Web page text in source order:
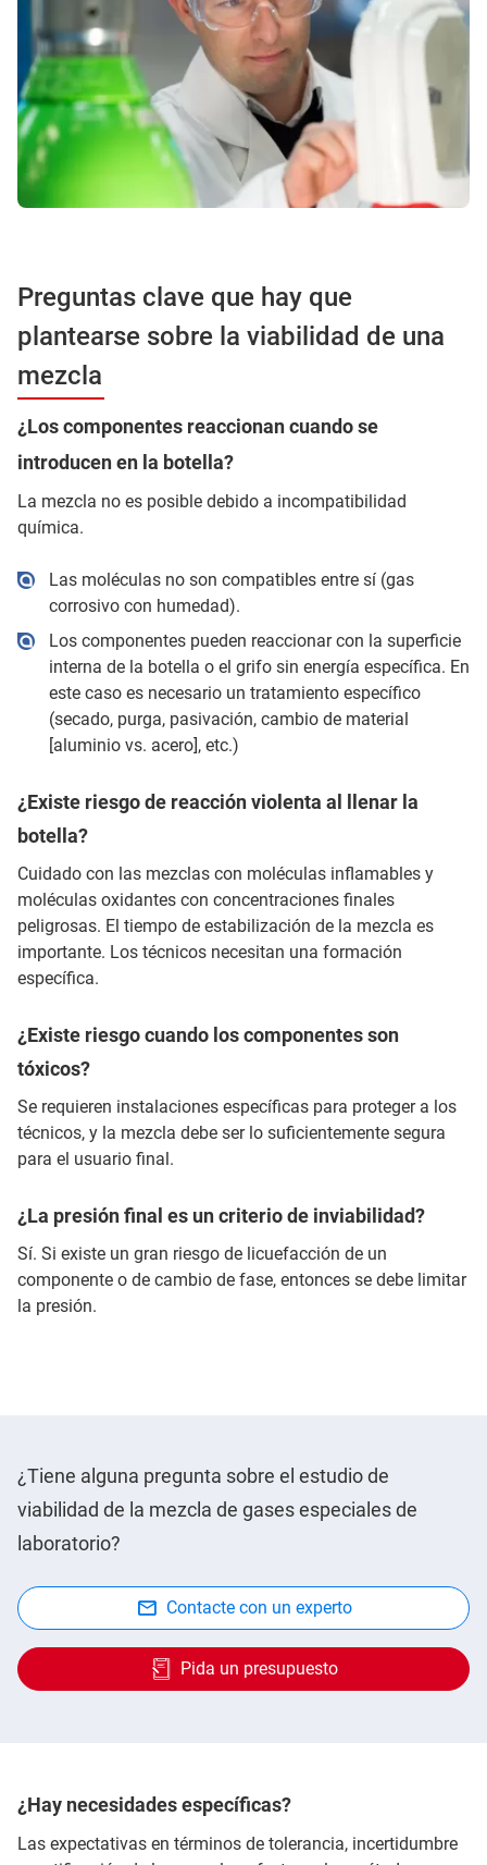
Preguntas clave que hay que
plantearse sobre la viabilidad de una
mezcla
¿Los componentes reaccionan cuando se
introducen en la botella?
La mezcla no es posible debido a incompatibilidad
química.
Las moléculas no son compatibles entre sí (gas
corrosivo con humedad).
Los componentes pueden reaccionar con la superficie
interna de la botella o el grifo sin energía específica. En
este caso es necesario un tratamiento específico
(secado, purga, pasivación, cambio de material
[aluminio vs. acero], etc.)
¿Existe riesgo de reacción violenta al llenar la
botella?
Cuidado con las mezclas con moléculas inflamables y
moléculas oxidantes con concentraciones finales
peligrosas. El tiempo de estabilización de la mezcla es
importante. Los técnicos necesitan una formación
específica.
¿Existe riesgo cuando los componentes son
tóxicos?
Se requieren instalaciones específicas para proteger a los
técnicos, y la mezcla debe ser lo suficientemente segura
para el usuario final.
¿La presión final es un criterio de inviabilidad?
Sí. Si existe un gran riesgo de licuefacción de un
componente o de cambio de fase, entonces se debe limitar
la presión.
¿Tiene alguna pregunta sobre el estudio de
viabilidad de la mezcla de gases especiales de
laboratorio?
Contacte con un experto
Pida un presupuesto
¿Hay necesidades específicas?
Las expectativas en términos de tolerancia, incertidumbre